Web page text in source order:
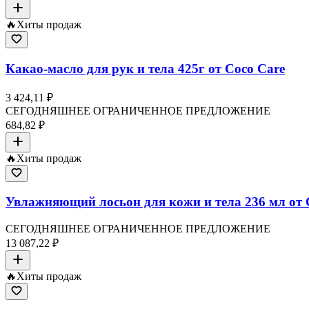
🔥 Хиты продаж
Какао-масло для рук и тела 425г от Coco Care
3 424,11 ₽
СЕГОДНЯШНЕЕ ОГРАНИЧЕННОЕ ПРЕДЛОЖЕНИЕ
684,82 ₽
🔥 Хиты продаж
Увлажняющий лосьон для кожи и тела 236 мл от
СЕГОДНЯШНЕЕ ОГРАНИЧЕННОЕ ПРЕДЛОЖЕНИЕ
13 087,22 ₽
🔥 Хиты продаж